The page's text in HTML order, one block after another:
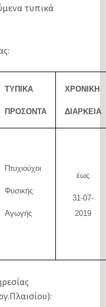
τυπικά
ΤΥΠΙΚΑ
ΠΡΟΣΟΝΤΑ
ΧΡΟΝΙΚΗ
ΔΙΑΡΚΕΙΑ
Πτυχιούχοι
Φυσικής
Αγωγής
έως
31-07-
2019